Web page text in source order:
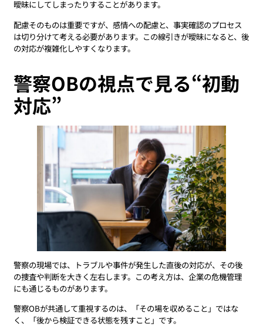
曖昧にしてしまったりすることがあります。
配慮そのものは重要ですが、感情への配慮と、事実確認のプロセス
は切り分けて考える必要があります。この線引きが曖昧になると、後
の対応が複雑化しやすくなります。
警察OBの視点で見る“初動
対応”
警察の現場では、トラブルや事件が発生した直後の対応が、その後
の捜査や判断を大きく左右します。この考え方は、企業の危機管理
にも通じるものがあります。
警察OBが共通して重視するのは、「その場を収めること」ではな
く、「後から検証できる状態を残すこと」です。